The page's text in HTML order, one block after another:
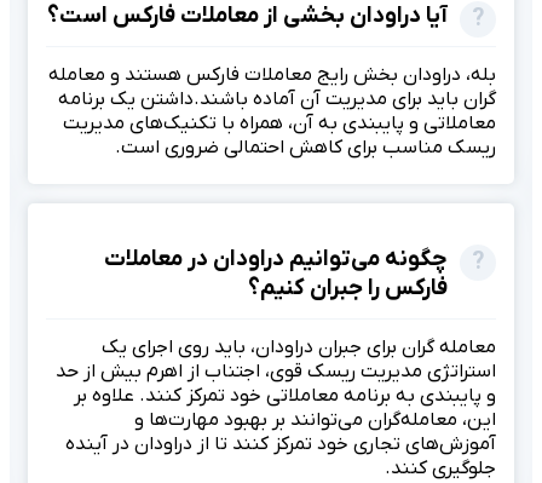
آیا دراودان بخشی از معاملات فارکس است؟
بله، دراودان بخش رایج معاملات فارکس هستند و معامله
گران باید برای مدیریت آن آماده باشند.داشتن یک برنامه
معاملاتی و پایبندی به آن، همراه با تکنیک‌های مدیریت
ریسک مناسب برای کاهش احتمالی ضروری است.
چگونه می‌توانیم دراودان در معاملات
فارکس را جبران کنیم؟
معامله گران برای جبران دراودان، باید روی اجرای یک
استراتژی مدیریت ریسک قوی، اجتناب از اهرم بیش از حد
و پایبندی به برنامه معاملاتی خود تمرکز کنند. علاوه بر
این، معامله‌گران می‌توانند بر بهبود مهارت‌ها و
آموزش‌های تجاری خود تمرکز کنند تا از دراودان در آینده
جلوگیری کنند.